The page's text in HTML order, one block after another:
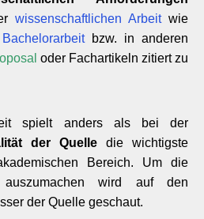
wissenschaftlichen Arbeitwie
Bachelorarbeitbzw. in anderen
oder Fachartikeln zitiert zu
spielt anders als bei der
der Quelle die wichtigste
Bereich. Um die
wird auf den
der Quelle geschaut.